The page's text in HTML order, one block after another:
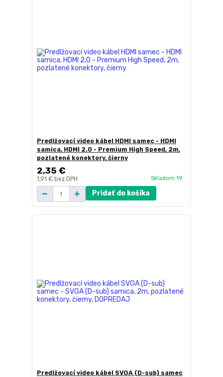
Predlžovací video kábel HDMI samec - HDMI
samica, HDMI 2.0 - Premium High Speed, 2m,
pozlatené konektory, čierny
2,35 €
1,91 € bez DPH Skladom 19
Pridať do košíka
Predlžovací video kábel SVGA (D-sub) samec